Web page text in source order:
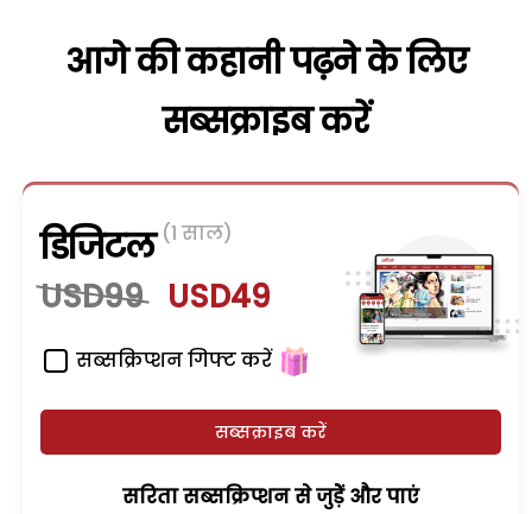
आगे की कहानी पढ़ने के लिए
सब्सक्राइब करें
डिजिटल (1 साल)
USD99 USD49
सब्सक्रिप्शन गिफ्ट करें
सब्सक्राइब करें
सरिता सब्सक्रिप्शन से जुड़ेें और पाएं